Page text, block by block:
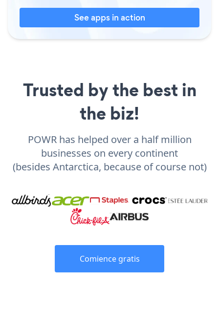
See apps in action
Trusted by the best in
the biz!
POWR has helped over a half million
businesses on every continent
(besides Antarctica, because of course not)
Comience gratis